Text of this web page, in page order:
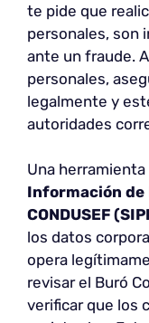
te pide que
personales, son
ante un fraude.
personales,
legalmente y
autoridades
Una
Información de
CONDUSEF
los datos
opera
revisar el Buró
verificar que los